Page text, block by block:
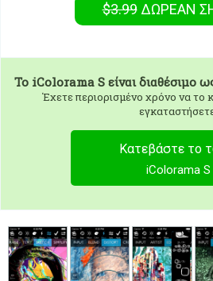
$3.99 ΔΩΡΕΑΝ
To iColorama Sείναι διαθέσιμο
Έχετε περιορισμένο χρόνο να το
Κατεβάστε το
iColorama S